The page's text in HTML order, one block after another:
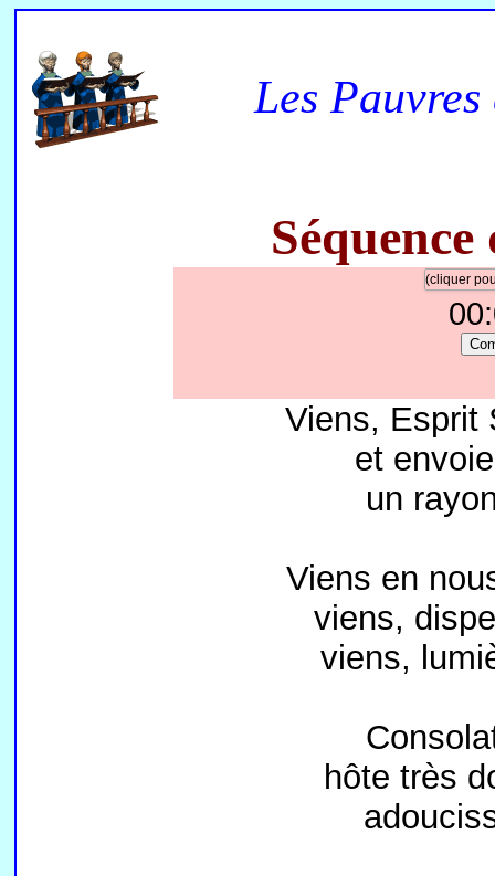
Les
Séquence
(cliquer
Viens,
et
un
Viens en
viens,
viens,
hôte très